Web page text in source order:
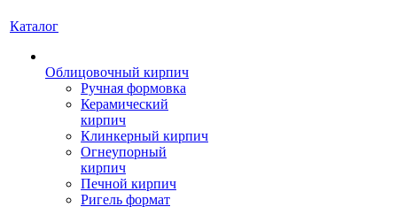
Каталог
Облицовочный кирпич
Ручная формовка
Керамический
кирпич
Клинкерный кирпич
Огнеупорный
кирпич
Печной кирпич
Ригель формат